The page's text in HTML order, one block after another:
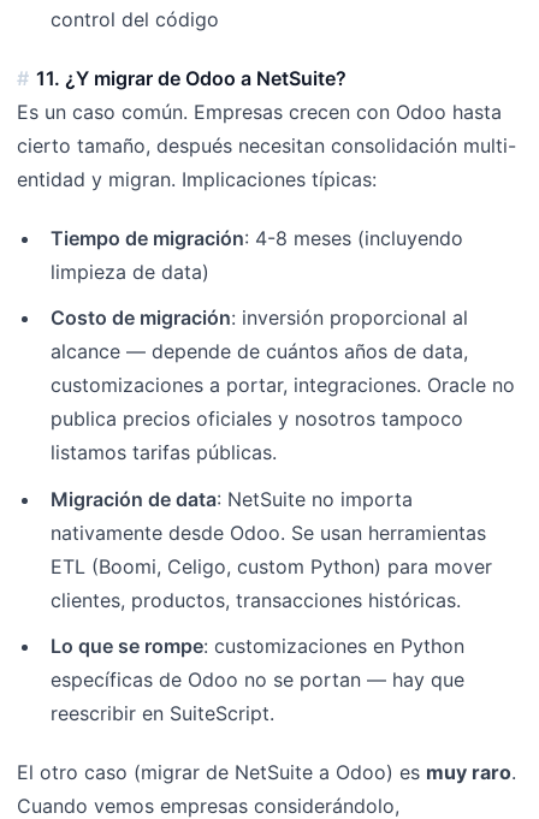
control del código
11. ¿Y migrar de Odoo a NetSuite?
Es un caso común. Empresas crecen con Odoo hasta
cierto tamaño, después necesitan consolidación multi-
entidad y migran. Implicaciones típicas:
Tiempo de migración: 4-8 meses (incluyendo
limpieza de data)
Costo de migración: inversión proporcional al
alcance — depende de cuántos años de data,
customizaciones a portar, integraciones. Oracle no
publica precios oficiales y nosotros tampoco
listamos tarifas públicas.
Migración de data: NetSuite no importa
nativamente desde Odoo. Se usan herramientas
ETL (Boomi, Celigo, custom Python) para mover
clientes, productos, transacciones históricas.
Lo que se rompe: customizaciones en Python
específicas de Odoo no se portan — hay que
reescribir en SuiteScript.
El otro caso (migrar de NetSuite a Odoo) es muy raro.
Cuando vemos empresas considerándolo,